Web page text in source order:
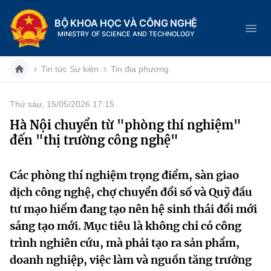
BỘ KHOA HỌC VÀ CÔNG NGHỆ
MINISTRY OF SCIENCE AND TECHNOLOGY
Danh mục
Trang chủ
Giới thiệu
Chức năng nhiệm vụ
Cơ cấu tổ chức
Lịch sử phát triển
Tin tức sự kiện
Khoa học và Công nghệ
Đổi mới sáng tạo
Dịch vụ công
Hệ thống văn bản
Tin tức Sự kiện Tin địa phương
Thứ sáu, 15/05/2026 17:15
Hà Nội chuyển từ "phòng thí nghiệm"
đến "thị trường công nghệ"
Các phòng thí nghiệm trọng điểm, sàn giao
dịch công nghệ, chợ chuyển đổi số và Quỹ đầu
tư mạo hiểm đang tạo nên hệ sinh thái đổi mới
sáng tạo mới. Mục tiêu là không chỉ có công
trình nghiên cứu, mà phải tạo ra sản phẩm,
doanh nghiệp, việc làm và nguồn tăng trưởng